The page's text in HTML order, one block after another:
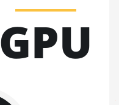
GPU